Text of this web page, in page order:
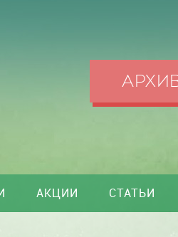
АКЦИИ СТАТЬИ